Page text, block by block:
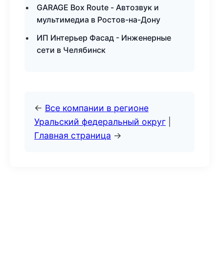
GARAGE Box Route - Автозвук и
мультимедиа в Ростов-на-Дону
ИП Интерьер Фасад - Инженерные
сети в Челябинск
← Все компании в регионе
Уральский федеральный округ
Главная страница →